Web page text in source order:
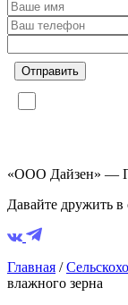
Отправить
«ООО Дайзен» —
Давайте дружить в
Главная /
влажного зерна